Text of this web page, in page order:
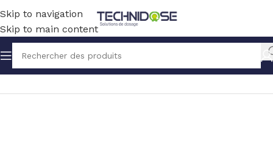
Skip to navigation
Skip to main content
Accueil TUYAUX ET RACCORDS RACCORDS POM ACETAL